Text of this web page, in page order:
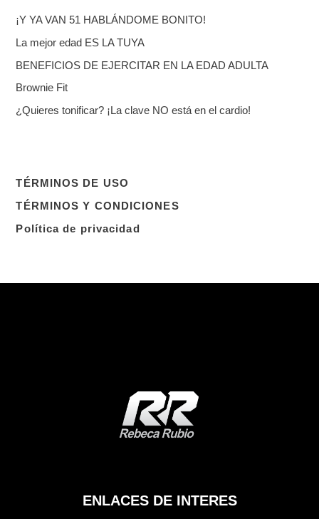
¡Y YA VAN 51 HABLÁNDOME BONITO!
La mejor edad ES LA TUYA
BENEFICIOS DE EJERCITAR EN LA EDAD ADULTA
Brownie Fit
¿Quieres tonificar? ¡La clave NO está en el cardio!
TÉRMINOS DE USO
TÉRMINOS Y CONDICIONES
Política de privacidad
ENLACES DE INTERES